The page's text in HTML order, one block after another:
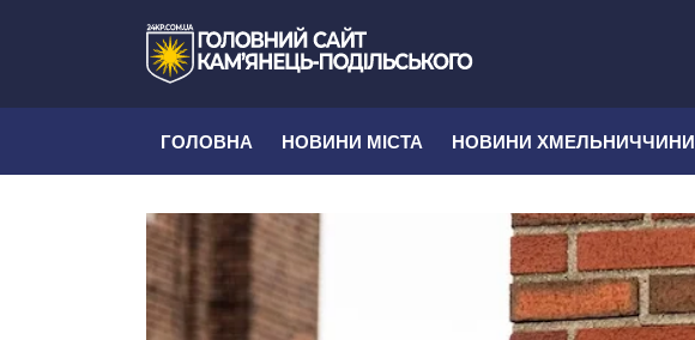
ГОЛОВНА НОВИНИ МІСТА НОВИНИ ХМЕЛЬНИЧЧИНИ